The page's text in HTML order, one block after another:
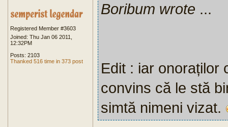
Registered Member #3603
Joined: Thu Jan 06 2011,
12:32PM
Posts: 2103
Thanked 516 time in 373 post
Boribum wrote ...
Edit : iar onoraților
convins că le stă
simtă nimeni vizat.